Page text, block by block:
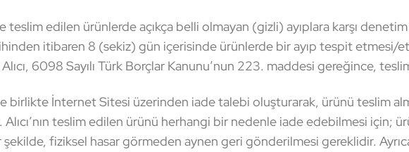
teslim edilen ürünlerde açıkça belli olmayan (gizli) ayıplara karşı
itibaren 8 (sekiz) gün içerisinde ürünlerde bir ayıp tespit etmesi/
6098 Sayılı Türk Borçlar Kanunu’nun 223. maddesi gereğince,
birlikte İnternet Sitesi üzerinden iade talebi oluşturarak, ürünü teslim
teslim edilen ürünü herhangi bir nedenle iade edebilmesi için;
fiziksel hasar görmeden aynen geri gönderilmesi gereklidir.